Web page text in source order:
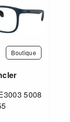
Boutique
5008